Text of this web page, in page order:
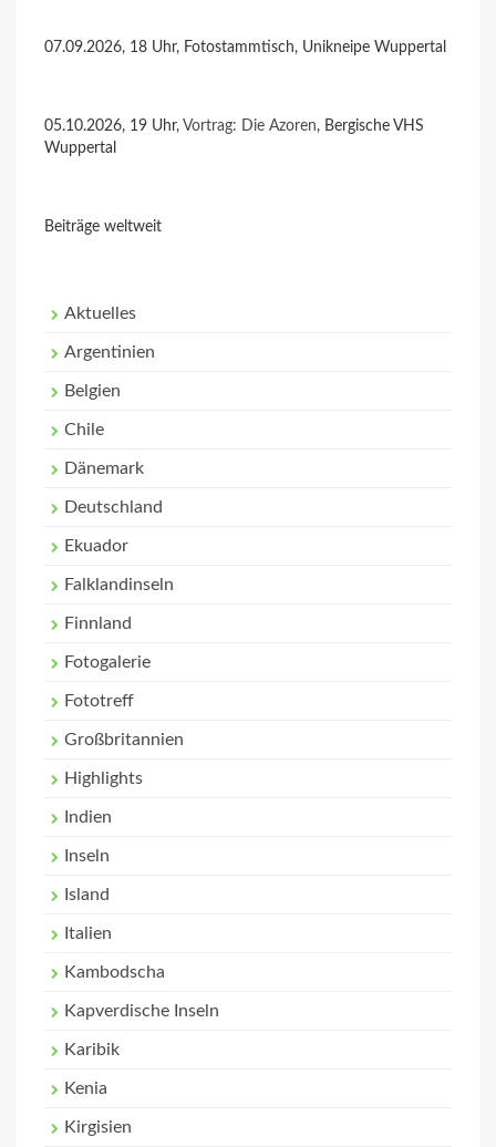
07.09.2026, 18 Uhr, Fotostammtisch, Unikneipe Wuppertal
05.10.2026, 19 Uhr, Vortrag: Die Azoren, Bergische VHS
Wuppertal
Beiträge weltweit
Aktuelles
Argentinien
Belgien
Chile
Dänemark
Deutschland
Ekuador
Falklandinseln
Finnland
Fotogalerie
Fototreff
Großbritannien
Highlights
Indien
Inseln
Island
Italien
Kambodscha
Kapverdische Inseln
Karibik
Kenia
Kirgisien